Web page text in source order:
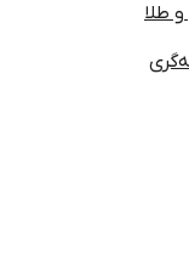
طلا